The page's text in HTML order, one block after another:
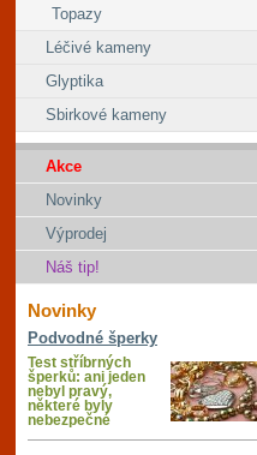
Topazy
Léčivé kameny
Glyptika
Sbirkové kameny
Akce
Novinky
Výprodej
Náš tip!
Novinky
Podvodné šperky
Test stříbrných
šperků: ani jeden
nebyl pravý,
některé byly
nebezpečné